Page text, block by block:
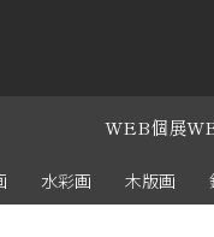
WEB個展
水彩画 木版画